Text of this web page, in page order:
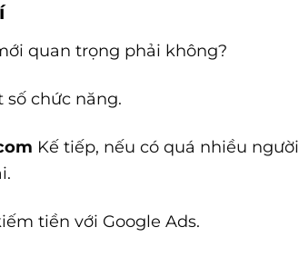
quan trọng phải không?
chức năng.
Kế tiếp, nếu có quá nhiều người
tiền với Google Ads.